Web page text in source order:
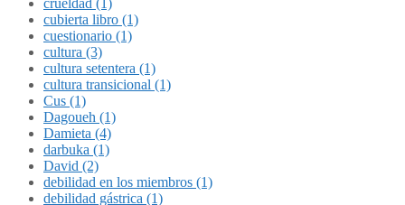
crueldad (1)
cubierta libro (1)
cuestionario (1)
cultura (3)
cultura setentera (1)
cultura transicional (1)
Cus (1)
Dagoueh (1)
Damieta (4)
darbuka (1)
David (2)
debilidad en los miembros (1)
debilidad gástrica (1)